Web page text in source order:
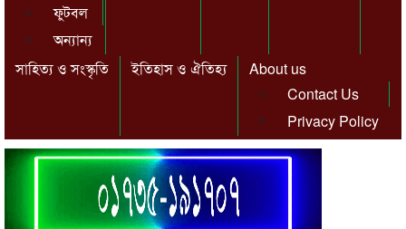
ফুটবল
অন্যান্য
সাহিত্য ও সংস্কৃতি ইতিহাস ও ঐতিহ্য
About us
Contact Us
Privacy Policy